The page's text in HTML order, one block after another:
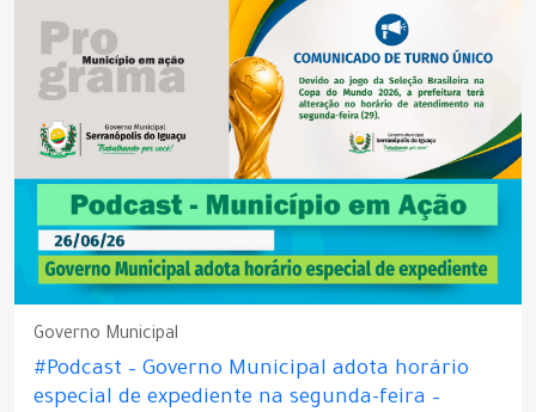
Governo Municipal
#Podcast – Governo Municipal adota horário
especial de expediente na segunda-feira –